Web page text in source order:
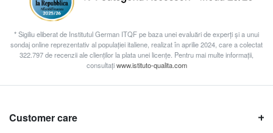
* Sigiliu eliberat de Institutul German ITQF pe baza unei evaluări de experți și a unui
sondaj online reprezentativ al populației italiene, realizat în aprilie 2024, care a colectat
322.797 de recenzii ale clienților la plata unei licențe. Pentru mai multe informații,
consultațiwww.istituto-qualita.com
Customer care